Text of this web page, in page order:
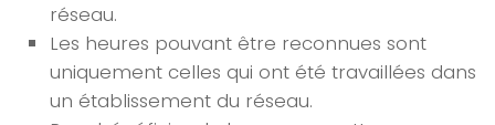
réseau.
Les heures pouvant être reconnues sont
uniquement celles qui ont été travaillées dans
un établissement du réseau.